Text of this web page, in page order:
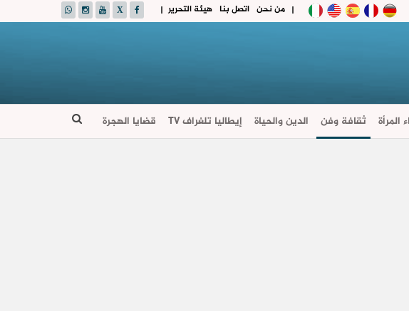
| هيئة التحرير اتصل بنا من نحن |
المرأة ثقافة وفن الدين والحياة إيطاليا تلغراف TV قضايا الهجرة